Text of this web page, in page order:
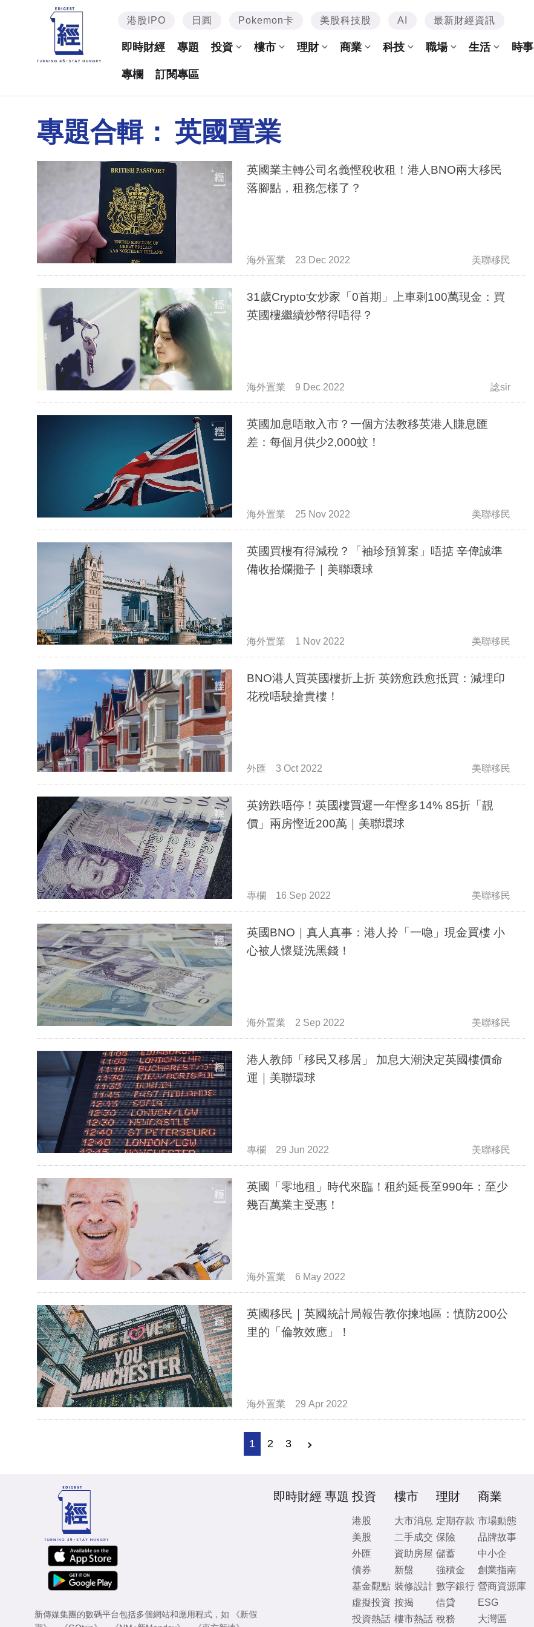
港股IPO 日圓 Pokemon卡 美股科技股 AI 最新財經資訊
即時財經 專題 投資 樓市 理財 商業 科技 職場 生活 時事
專欄 訂閱專區
專題合輯： 英國置業
英國業主轉公司名義慳稅收租！港人BNO兩大移民
落腳點，租務怎樣了？
海外置業 23 Dec 2022 美聯移民
31歲Crypto女炒家「0首期」上車剩100萬現金：買
英國樓繼續炒幣得唔得？
海外置業 9 Dec 2022 諗sir
英國加息唔敢入市？一個方法教移英港人賺息匯
差：每個月供少2,000蚊！
海外置業 25 Nov 2022 美聯移民
英國買樓有得減稅？「袖珍預算案」唔掂 辛偉誠準
備收拾爛攤子｜美聯環球
海外置業 1 Nov 2022 美聯移民
BNO港人買英國樓折上折 英鎊愈跌愈抵買：減埋印
花稅唔駛搶貴樓！
外匯 3 Oct 2022 美聯移民
英鎊跌唔停！英國樓買遲一年慳多14% 85折「靚
價」兩房慳近200萬｜美聯環球
專欄 16 Sep 2022 美聯移民
英國BNO｜真人真事：港人拎「一喼」現金買樓 小
心被人懷疑洗黑錢！
海外置業 2 Sep 2022 美聯移民
港人教師「移民又移居」 加息大潮決定英國樓價命
運｜美聯環球
專欄 29 Jun 2022 美聯移民
英國「零地租」時代來臨！租約延長至990年：至少
幾百萬業主受惠！
海外置業 6 May 2022
英國移民｜英國統計局報告教你揀地區：慎防200公
里的「倫敦效應」！
海外置業 29 Apr 2022
1 2 3
新傳媒集團的數碼平台包括多個網站和應用程式，如
《新假
即時財經 專題 投資
港股
美股
外匯
債券
基金觀點
虛擬投資
投資熱話
樓市
大市消息
二手成交
資助房屋
新盤
裝修設計
按揭
樓市熱話
理財
定期存款
保險
儲蓄
強積金
數字銀行
借貸
稅務
商業
市場動態
品牌故事
中小企
創業指南
營商資源庫
ESG
大灣區